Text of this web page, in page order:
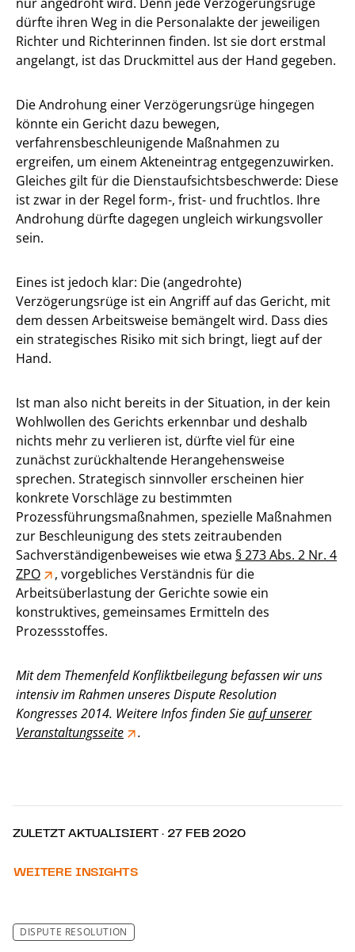
dürfte ihren Weg in die Personalakte der jeweiligen
Richter und Richterinnen finden. Ist sie dort erstmal
angelangt, ist das Druckmittel aus der Hand gegeben.
Die Androhung einer Verzögerungsrüge hingegen
könnte ein Gericht dazu bewegen,
verfahrensbeschleunigende Maßnahmen zu
ergreifen, um einem Akteneintrag entgegenzuwirken.
Gleiches gilt für die Dienstaufsichtsbeschwerde: Diese
ist zwar in der Regel form-, frist- und fruchtlos. Ihre
Androhung dürfte dagegen ungleich wirkungsvoller
sein.
Eines ist jedoch klar: Die (angedrohte)
Verzögerungsrüge ist ein Angriff auf das Gericht, mit
dem dessen Arbeitsweise bemängelt wird. Dass dies
ein strategisches Risiko mit sich bringt, liegt auf der
Hand.
Ist man also nicht bereits in der Situation, in der kein
Wohlwollen des Gerichts erkennbar und deshalb
nichts mehr zu verlieren ist, dürfte viel für eine
zunächst zurückhaltende Herangehensweise
sprechen. Strategisch sinnvoller erscheinen hier
konkrete Vorschläge zu bestimmten
Prozessführungsmaßnahmen, spezielle Maßnahmen
zur Beschleunigung des stets zeitraubenden
Sachverständigenbeweises wie etwa § 273 Abs. 2 Nr. 4
ZPO
, vorgebliches Verständnis für die
Arbeitsüberlastung der Gerichte sowie ein
konstruktives, gemeinsames Ermitteln des
Prozessstoffes.
Mit dem Themenfeld Konfliktbeilegung befassen wir uns
intensiv im Rahmen unseres Dispute Resolution
Kongresses 2014. Weitere Infos finden Sieauf unserer
Veranstaltungsseite
.
ZULETZT AKTUALISIERT · 27 FEB 2020
WEITERE INSIGHTS
DISPUTE RESOLUTION